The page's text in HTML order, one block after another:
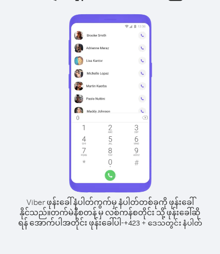
Viber ဖုန်းခေါ်နံပါတ်ကွက်မှ နံပါတ်တစ်ခုကို ဖုန်းခေါ်
နိုင်သည်။တက်မဲနီစတန် မှ လစ်ကန်စတိုင်း သို့ ဖုန်းခေါ်ဆို
ရန် အောက်ပါအတိုင်း ဖုန်းခေါ်ပါ-+423+ ဒေသတွင်း နံပါတ်